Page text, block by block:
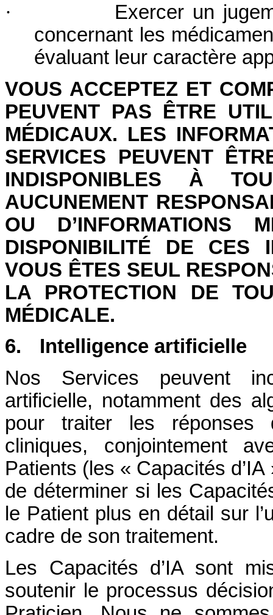
·
Exercer un
concernant les
évaluant leur caractère
VOUS ACCEPTEZ ET
PEUVENT PAS ÊTRE
MÉDICAUX. LES
SERVICES PEUVENT
INDISPONIBLES À
AUCUNEMENT
OU
DISPONIBILITÉ DE CES
VOUS ÊTES SEUL
LA PROTECTION DE
MÉDICALE.
6.
Intelligence artificielle
Nos Services peuvent
artificielle, notamment des
pour traiter les réponses
cliniques, conjointement
Patients (les « Capacités
de déterminer si les
le Patient plus en détail sur
cadre de son traitement.
Les Capacités d’IA sont
soutenir le processus